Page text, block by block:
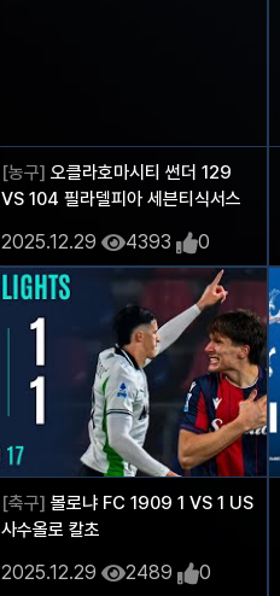
[농구] 오클라호마시티 썬더 129
VS 104 필라델피아 세븐티식서스
2025.12.29 4393 0
[축구] 볼로냐 FC 1909 1 VS 1 US
사수올로 칼초
2025.12.29 2489 0